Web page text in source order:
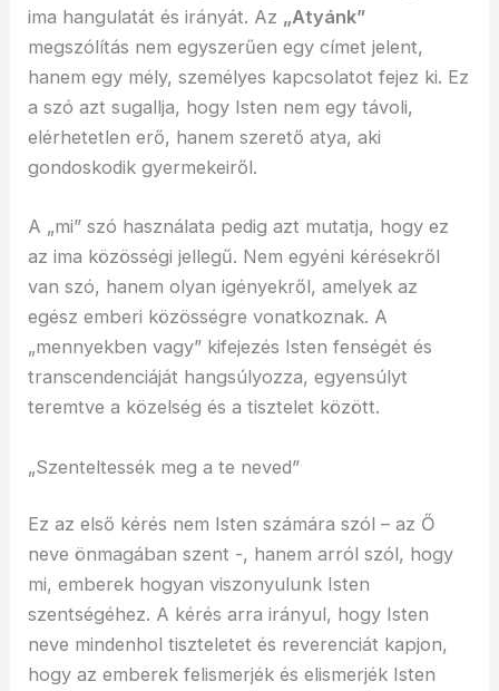
ima hangulatát és irányát. Az „Atyánk”
megszólítás nem egyszerűen egy címet jelent,
hanem egy mély, személyes kapcsolatot fejez ki. Ez
a szó azt sugallja, hogy Isten nem egy távoli,
elérhetetlen erő, hanem szerető atya, aki
gondoskodik gyermekeiről.
A „mi” szó használata pedig azt mutatja, hogy ez
az ima közösségi jellegű. Nem egyéni kérésekről
van szó, hanem olyan igényekről, amelyek az
egész emberi közösségre vonatkoznak. A
„mennyekben vagy” kifejezés Isten fenségét és
transcendenciáját hangsúlyozza, egyensúlyt
teremtve a közelség és a tisztelet között.
„Szenteltessék meg a te neved”
Ez az első kérés nem Isten számára szól – az Ő
neve önmagában szent -, hanem arról szól, hogy
mi, emberek hogyan viszonyulunk Isten
szentségéhez. A kérés arra irányul, hogy Isten
neve mindenhol tiszteletet és reverenciát kapjon,
hogy az emberek felismerjék és elismerjék Isten